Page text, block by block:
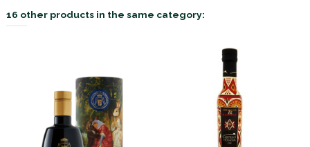
16 other products in the same category: